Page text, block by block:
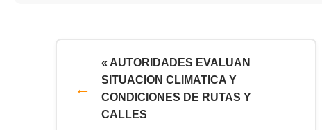
« AUTORIDADES EVALUAN
SITUACION CLIMATICA Y
CONDICIONES DE RUTAS Y
CALLES